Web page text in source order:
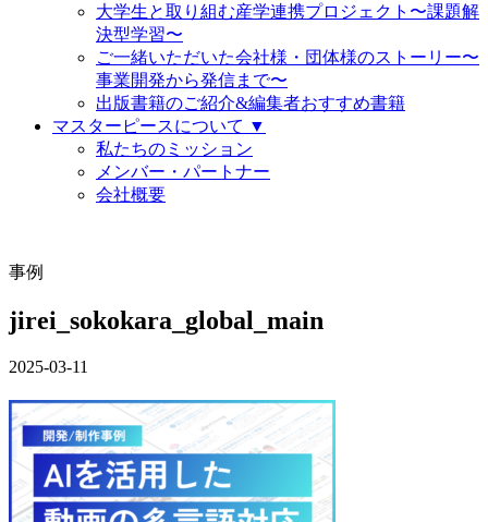
大学生と取り組む産学連携プロジェクト〜課題解
決型学習〜
ご一緒いただいた会社様・団体様のストーリー〜
事業開発から発信まで〜
出版書籍のご紹介&編集者おすすめ書籍
マスターピースについて ▼
私たちのミッション
メンバー・パートナー
会社概要
事例
jirei_sokokara_global_main
2025-03-11